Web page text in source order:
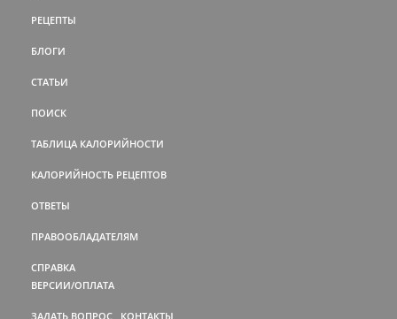
РЕЦЕПТЫ
БЛОГИ
СТАТЬИ
ПОИСК
ТАБЛИЦА КАЛОРИЙНОСТИ
КАЛОРИЙНОСТЬ РЕЦЕПТОВ
ОТВЕТЫ
ПРАВООБЛАДАТЕЛЯМ
СПРАВКА
ВЕРСИИ/ОПЛАТА
ЗАДАТЬ ВОПРОС КОНТАКТЫ